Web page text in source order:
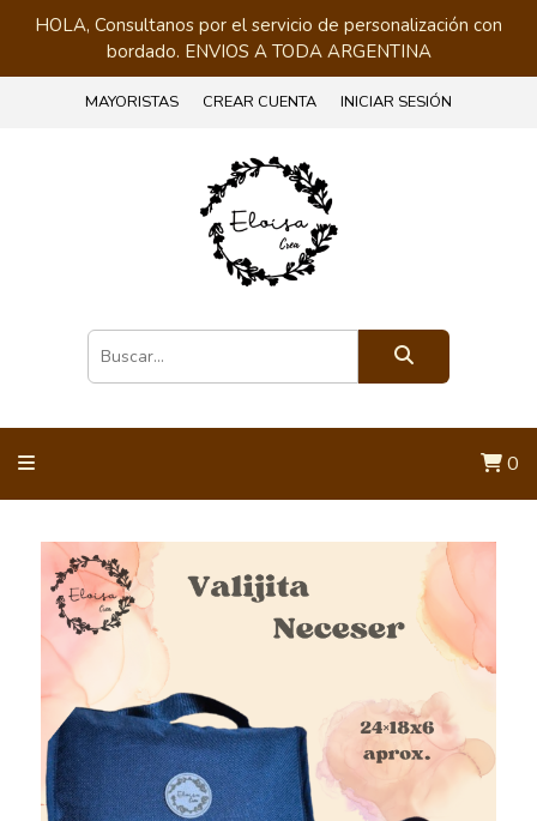
HOLA, Consultanos por el servicio de personalización con
bordado. ENVIOS A TODA ARGENTINA
MAYORISTAS CREAR CUENTA INICIAR SESIÓN
0